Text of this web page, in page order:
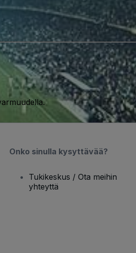
Onko sinulla kysyttävää?
Tukikeskus / Ota meihin
yhteyttä